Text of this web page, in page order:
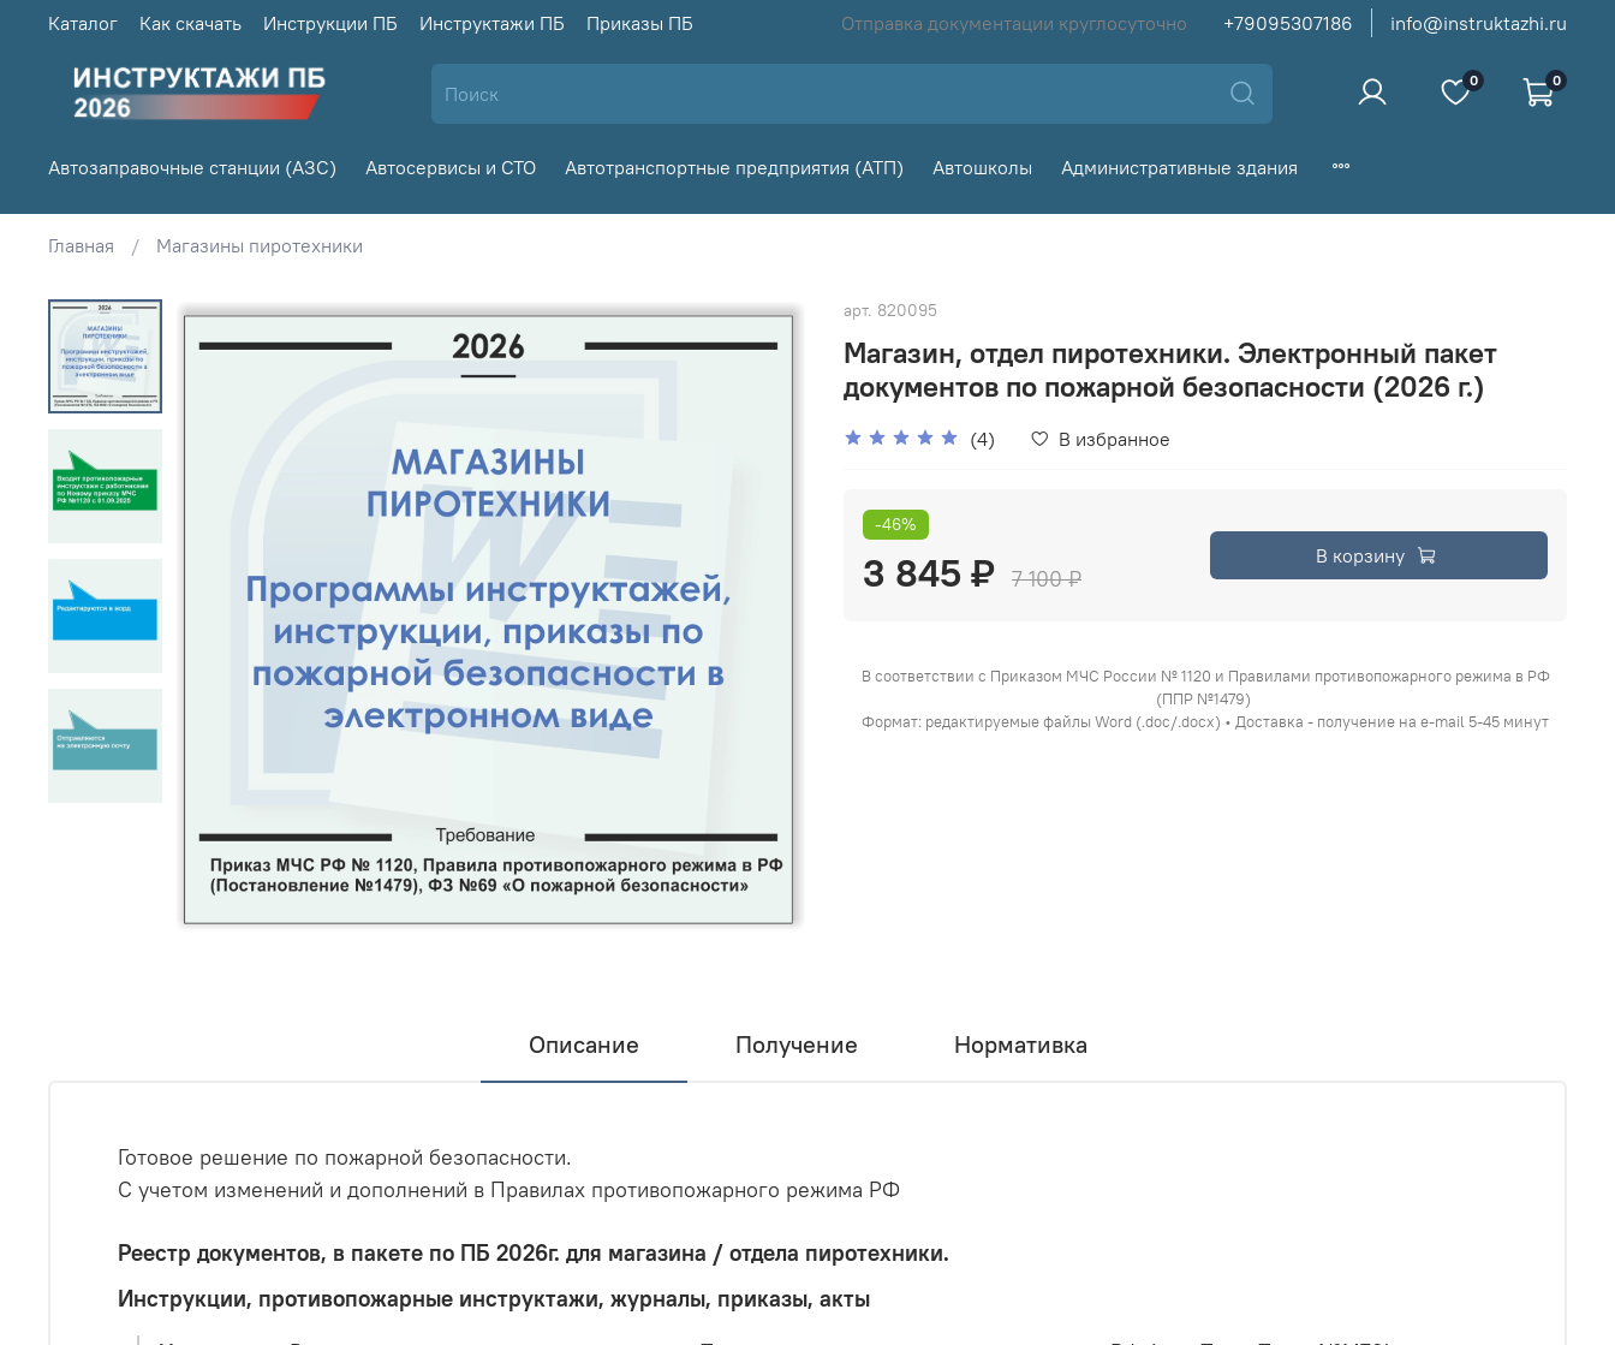
Каталог Как скачать Инструкции ПБ Инструктажи ПБ Приказы ПБ Отправка документации круглосуточно +79095307186 info@instruktazhi.ru
0 0
Автозаправочные станции (АЗС) Автосервисы и СТО Автотранспортные предприятия (АТП) Автошколы Административные здания
Главная Магазины пиротехники
арт. 820095
Магазин, отдел пиротехники. Электронный пакет
документов по пожарной безопасности (2026 г.)
(4) В избранное
-46%
3 845 ₽ 7 100 ₽
В корзину
В соответствии с Приказом МЧС России № 1120 и Правилами противопожарного режима в РФ
(ППР №1479)
Формат: редактируемые файлы Word (.doc/.docx) • Доставка - получение на e-mail 5-45 минут
Описание Получение Нормативка
Готовое решение по пожарной безопасности.
С учетом изменений и дополнений в Правилах противопожарного режима РФ
Реестр документов, в пакете по ПБ 2026г. для магазина / отдела пиротехники.
Инструкции, противопожарные инструктажи, журналы, приказы, акты